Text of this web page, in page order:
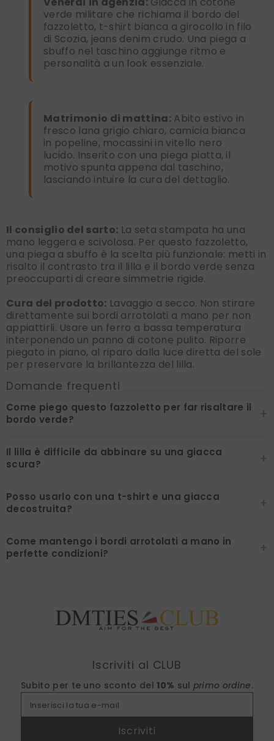
verde militare che richiama il bordo del
fazzoletto, t-shirt bianca a girocollo in filo
di Scozia, jeans denim crudo. Una piega a
sbuffo nel taschino aggiunge ritmo e
personalità a un look essenziale.
Matrimonio di mattina: Abito estivo in
fresco lana grigio chiaro, camicia bianca
in popeline, mocassini in vitello nero
lucido. Inserito con una piega piatta, il
motivo spunta appena dal taschino,
lasciando intuire la cura del dettaglio.
Il consiglio del sarto: La seta stampata ha una
mano leggera e scivolosa. Per questo fazzoletto,
una piega a sbuffo è la scelta più funzionale: metti in
risalto il contrasto tra il lilla e il bordo verde senza
preoccuparti di creare simmetrie rigide.
Cura del prodotto: Lavaggio a secco. Non stirare
direttamente sui bordi arrotolati a mano per non
appiattirli. Usare un ferro a bassa temperatura
interponendo un panno di cotone pulito. Riporre
piegato in piano, al riparo dalla luce diretta del sole
per preservare la brillantezza del lilla.
Domande frequenti
Come piego questo fazzoletto per far risaltare il
bordo verde?
+
Il lilla è difficile da abbinare su una giacca
scura?
+
Posso usarlo con una t-shirt e una giacca
decostruita?
+
Come mantengo i bordi arrotolati a mano in
perfette condizioni?
+
Iscriviti al CLUB
Subito per te uno sconto del 10% sul primo ordine.
Inserisci la tua e-mail
Iscriviti